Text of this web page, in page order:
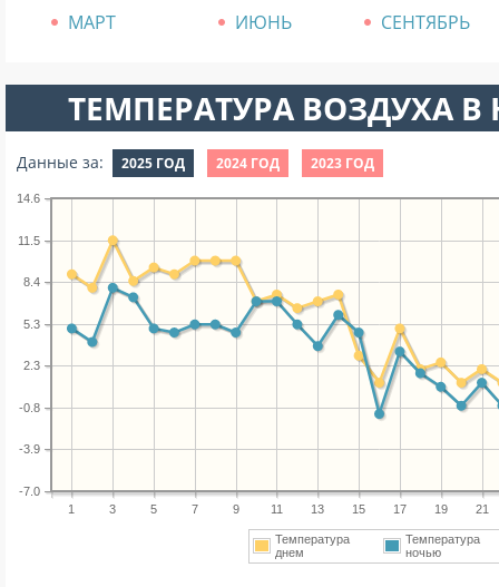
МАРТ
ИЮНЬ СЕНТЯБРЬ
ТЕМПЕРАТУРА ВОЗДУХА В
Данные за: 2025 ГОД 2024 ГОД 2023 ГОД
1 3 5 7 9 11 13 15 17 19 21
-7.0
-3.9
-0.8
2.3
5.3
8.4
11.5
14.6
Температура
днем
Температура
ночью